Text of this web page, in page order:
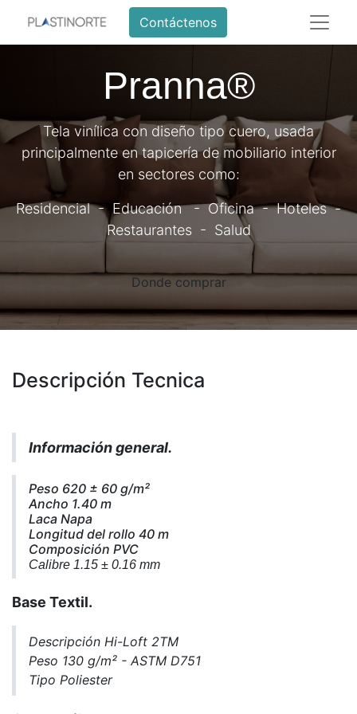
Contáctenos
Pranna®
Tela vinílica con diseño tipo cuero, usada
principalmente en tapicería de mobiliario interior
en sectores como:
Residencial - Educación - Oficina - Hoteles -
Restaurantes - Salud
Donde comprar
Descripción Tecnica
Información general.
Peso 620 ± 60 g/m²
Ancho 1.40 m
Laca Napa
Longitud del rollo 40 m
Composición PVC
Calibre 1.15 ± 0.16 mm
Base Textil.
Descripción Hi-Loft 2TM
Peso 130 g/m² - ASTM D751
Tipo Poliester